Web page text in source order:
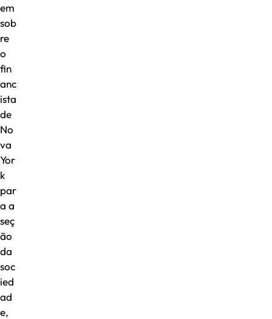
em
sob
re
o
fin
anc
ista
de
No
va
Yor
k
par
a a
seç
ão
da
soc
ied
ad
e,